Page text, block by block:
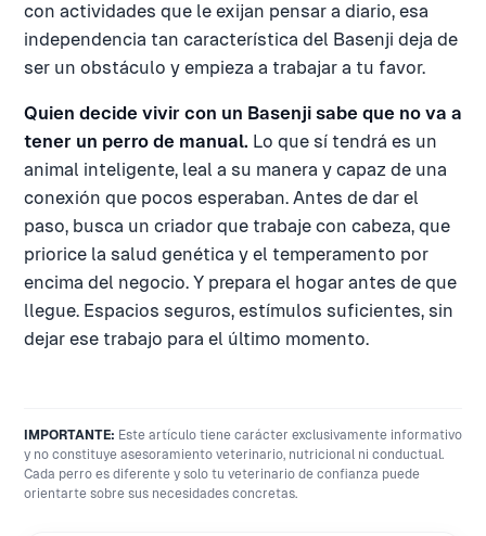
con actividades que le exijan pensar a diario, esa
independencia tan característica del Basenji deja de
ser un obstáculo y empieza a trabajar a tu favor.
Quien decide vivir con un Basenji sabe que no va a
tener un perro de manual. Lo que sí tendrá es un
animal inteligente, leal a su manera y capaz de una
conexión que pocos esperaban. Antes de dar el
paso, busca un criador que trabaje con cabeza, que
priorice la salud genética y el temperamento por
encima del negocio. Y prepara el hogar antes de que
llegue. Espacios seguros, estímulos suficientes, sin
dejar ese trabajo para el último momento.
IMPORTANTE: Este artículo tiene carácter exclusivamente informativo
y no constituye asesoramiento veterinario, nutricional ni conductual.
Cada perro es diferente y solo tu veterinario de confianza puede
orientarte sobre sus necesidades concretas.